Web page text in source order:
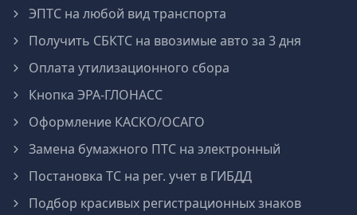
ЭПТС на любой вид транспорта
Получить СБКТС на ввозимые авто за 3 дня
Оплата утилизационного сбора
Кнопка ЭРА-ГЛОНАСС
Оформление КАСКО/ОСАГО
Замена бумажного ПТС на электронный
Постановка ТС на рег. учет в ГИБДД
Подбор красивых регистрационных знаков